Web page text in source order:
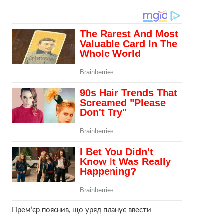
Прем’єр пояснив, що уряд планує ввести